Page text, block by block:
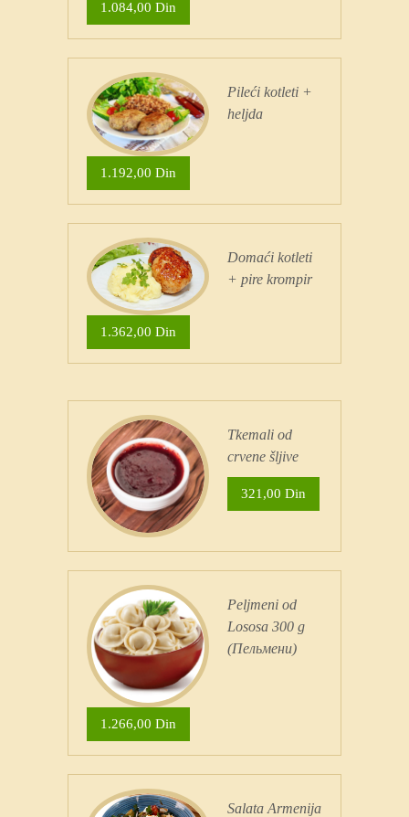
1.084,00 Din
Pileći kotleti +
heljda
1.192,00 Din
Domaći kotleti
+ pire krompir
1.362,00 Din
Tkemali od
crvene šljive
321,00 Din
Peljmeni od
Lososa 300 g
(Пельмени)
1.266,00 Din
Salata Armenija